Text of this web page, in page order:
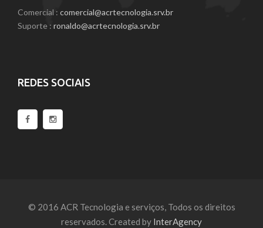
Comercial : comercial@acrtecnologia.srv.br
Suporte : ronaldo@acrtecnologia.srv.br
REDES SOCIAIS
© 2016 ACR Tecnologia e serviços, Todos os direitos
reservados. Created by InterAgency